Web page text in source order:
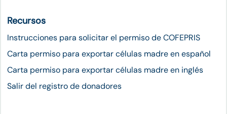
Recursos
Instrucciones para solicitar el permiso de COFEPRIS
Carta permiso para exportar células madre en español
Carta permiso para exportar células madre en inglés
Salir del registro de donadores